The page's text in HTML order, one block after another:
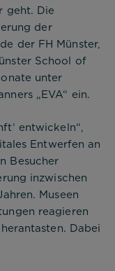
geht. Die
der
der FH Münster,
School of
unter
„EVA“ ein.
entwickeln“,
Entwerfen an
Besucher
inzwischen
Museen
reagieren
Dabei